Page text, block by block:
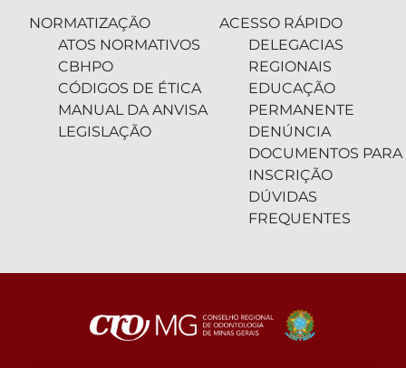
NORMATIZAÇÃO
ATOS NORMATIVOS
CBHPO
CÓDIGOS DE ÉTICA
MANUAL DA ANVISA
LEGISLAÇÃO
ACESSO RÁPIDO
DELEGACIAS
REGIONAIS
EDUCAÇÃO
PERMANENTE
DENÚNCIA
DOCUMENTOS PARA
INSCRIÇÃO
DÚVIDAS
FREQUENTES